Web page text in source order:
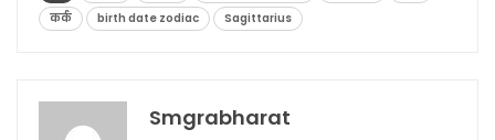
कर्क
birth date zodiac Sagittarius
Smgrabharat